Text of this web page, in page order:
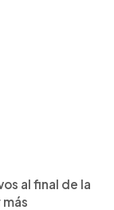
al final de la